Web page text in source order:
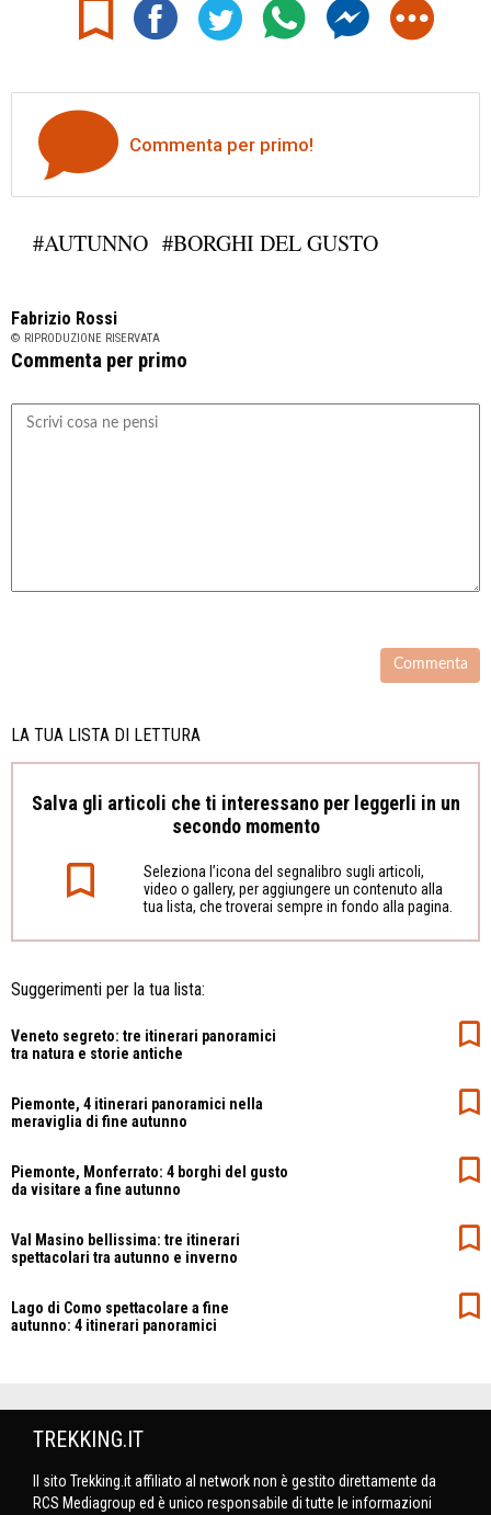
Commenta per primo!
#AUTUNNO #BORGHI DEL GUSTO
Fabrizio Rossi
© RIPRODUZIONE RISERVATA
Commenta per primo
LA TUA LISTA DI LETTURA
Salva gli articoli che ti interessano per leggerli in un
secondo momento
Seleziona l’icona del segnalibro sugli articoli,
video o gallery, per aggiungere un contenuto alla
tua lista, che troverai sempre in fondo alla pagina.
Suggerimenti per la tua lista:
Veneto segreto: tre itinerari panoramici
tra natura e storie antiche
Piemonte, 4 itinerari panoramici nella
meraviglia di fine autunno
Piemonte, Monferrato: 4 borghi del gusto
da visitare a fine autunno
Val Masino bellissima: tre itinerari
spettacolari tra autunno e inverno
Lago di Como spettacolare a fine
autunno: 4 itinerari panoramici
TREKKING.IT
Il sito Trekking.it affiliato al network non è gestito direttamente da
RCS Mediagroup ed è unico responsabile di tutte le informazioni